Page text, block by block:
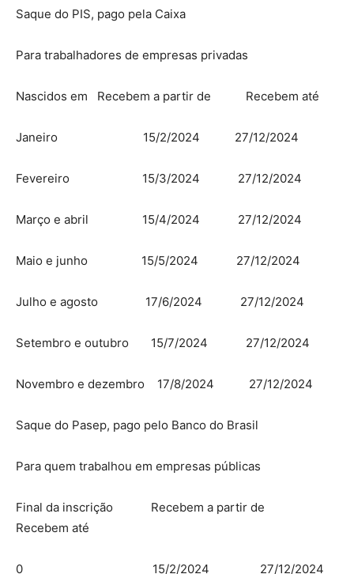
Saque do PIS, pago pela Caixa
Para trabalhadores de empresas privadas
Nascidos em Recebem a partir de Recebem até
Janeiro 15/2/2024 27/12/2024
Fevereiro 15/3/2024 27/12/2024
Março e abril 15/4/2024 27/12/2024
Maio e junho 15/5/2024 27/12/2024
Julho e agosto 17/6/2024 27/12/2024
Setembro e outubro 15/7/2024 27/12/2024
Novembro e dezembro 17/8/2024 27/12/2024
Saque do Pasep, pago pelo Banco do Brasil
Para quem trabalhou em empresas públicas
Final da inscrição Recebem a partir de
Recebem até
0 15/2/2024 27/12/2024